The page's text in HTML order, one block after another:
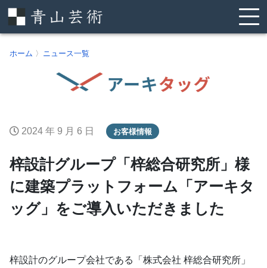
ホーム 〉 ニュース一覧
2024 年 9 月 6 日 お客様情報
梓設計グループ「梓総合研究所」様
に建築プラットフォーム「アーキタ
ッグ」をご導入いただきました
梓設計のグループ会社である「株式会社 梓総合研究所」